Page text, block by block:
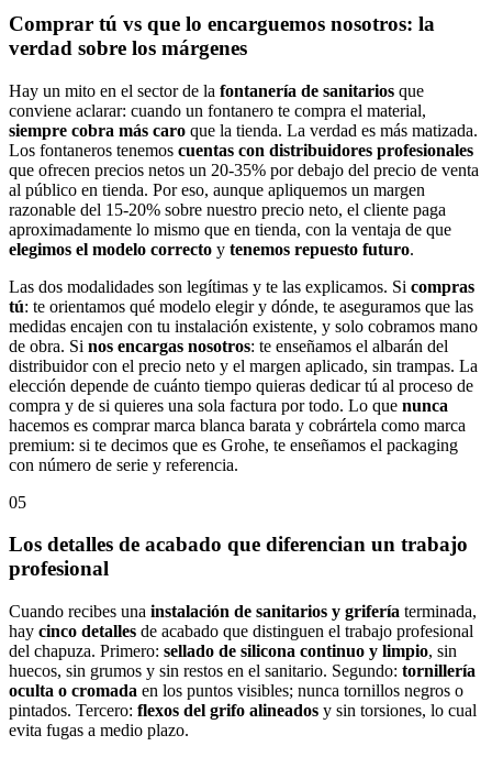
Comprar tú vs que lo encarguemos nosotros: la
verdad sobre los márgenes
Hay un mito en el sector de la fontanería de sanitarios que
conviene aclarar: cuando un fontanero te compra el material,
siempre cobra más caro que la tienda. La verdad es más matizada.
Los fontaneros tenemos cuentas con distribuidores profesionales
que ofrecen precios netos un 20-35% por debajo del precio de venta
al público en tienda. Por eso, aunque apliquemos un margen
razonable del 15-20% sobre nuestro precio neto, el cliente paga
aproximadamente lo mismo que en tienda, con la ventaja de que
elegimos el modelo correcto y tenemos repuesto futuro.
Las dos modalidades son legítimas y te las explicamos. Si compras
tú: te orientamos qué modelo elegir y dónde, te aseguramos que las
medidas encajen con tu instalación existente, y solo cobramos mano
de obra. Si nos encargas nosotros: te enseñamos el albarán del
distribuidor con el precio neto y el margen aplicado, sin trampas. La
elección depende de cuánto tiempo quieras dedicar tú al proceso de
compra y de si quieres una sola factura por todo. Lo que nunca
hacemos es comprar marca blanca barata y cobrártela como marca
premium: si te decimos que es Grohe, te enseñamos el packaging
con número de serie y referencia.
05
Los detalles de acabado que diferencian un trabajo
profesional
Cuando recibes una instalación de sanitarios y grifería terminada,
hay cinco detalles de acabado que distinguen el trabajo profesional
del chapuza. Primero: sellado de silicona continuo y limpio, sin
huecos, sin grumos y sin restos en el sanitario. Segundo: tornillería
oculta o cromada en los puntos visibles; nunca tornillos negros o
pintados. Tercero: flexos del grifo alineados y sin torsiones, lo cual
evita fugas a medio plazo.